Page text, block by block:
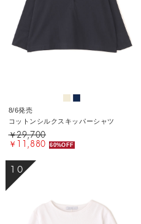
8/6発売
コットンシルクスキッパーシャツ
￥29,700
￥11,880 60%OFF
10